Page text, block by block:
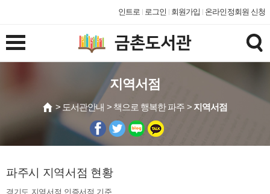
인트로 로그인 회원가입 온라인정회원 신청
지역서점
> 도서관안내 > 책으로 행복한 파주 > 지역서점
파주시 지역서점 현황
경기도 지역서점 인증서점 기준